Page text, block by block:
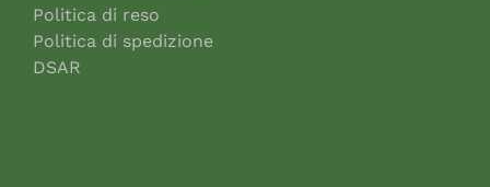
Politica di reso
Politica di spedizione
DSAR